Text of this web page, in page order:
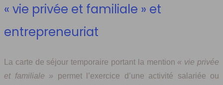
« vie privée et familiale » et
entrepreneuriat
La carte de séjour temporaire portant la mention « vie privée
et familiale » permet l’exercice d’une activité salariée ou